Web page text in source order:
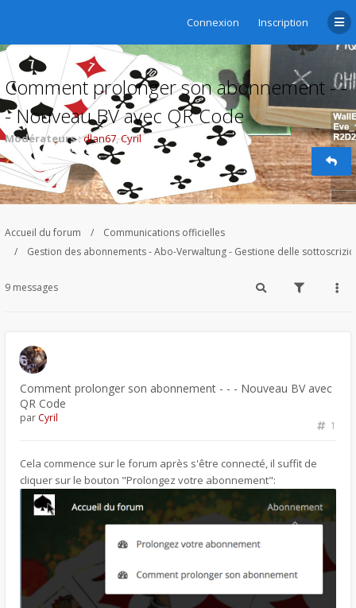
Connexion Inscription
Comment prolonger son abonnement - -
- Nouveau BV avec QR Code
Modérateurs :dlan67,Cyril
Accueil du forum
Communications officielles
Gestion des abonnements - Abo-Verwaltung - Gestione delle
9 messages
Comment prolonger son abonnement - - - Nouveau BV avec
QR Code
1
par Cyril
Cela commence sur le forum après s'être connecté, il suffit de
cliquer sur le bouton "Prolongez votre abonnement":